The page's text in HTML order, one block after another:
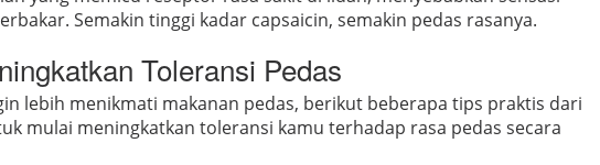
Semakin tinggi kadar capsaicin, semakin pedas rasanya.
Toleransi Pedas
lebih menikmati makanan pedas, berikut beberapa tips praktis dari
mulai meningkatkan toleransi kamu terhadap rasa pedas secara